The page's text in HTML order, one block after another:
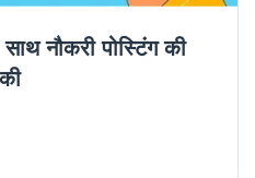
नौकरी पोस्टिंग की